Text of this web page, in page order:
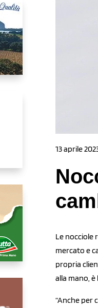
13 aprile
Le nocciole
mercato e
propria
alla mano, è
“Anche per